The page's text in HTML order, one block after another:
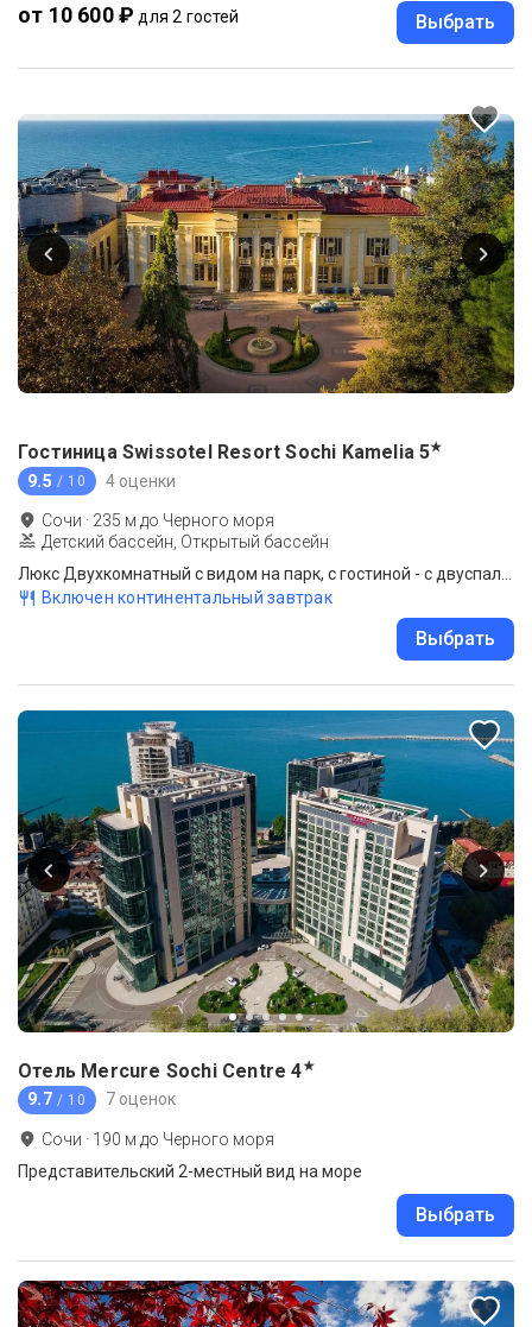
от 10 600 ₽ для 2 гостей Выбрать
Гостиница Swissotel Resort Sochi Kamelia 5★
9.5 / 10 4 оценки
Сочи · 235 м до Черного моря
Детский бассейн, Открытый бассейн
Включен континентальный завтрак
Выбрать
Отель Mercure Sochi Centre 4★
9.7 / 10 7 оценок
Сочи · 190 м до Черного моря
Представительский 2-местный вид на море
Выбрать